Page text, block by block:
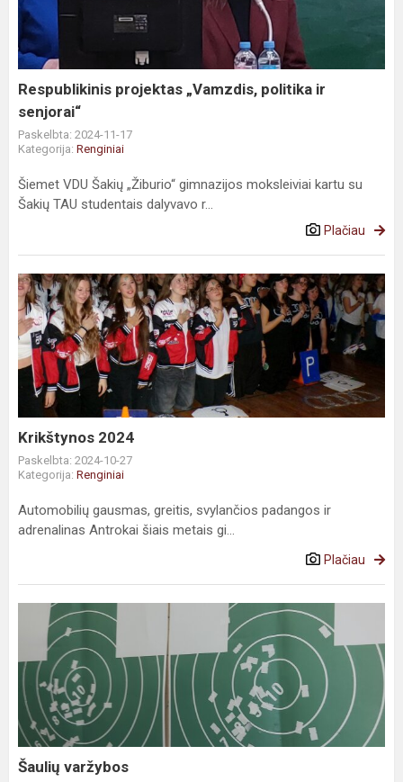
Respublikinis projektas „Vamzdis, politika ir
senjorai“
Paskelbta: 2024-11-17
Kategorija: Renginiai
Šiemet VDU Šakių „Žiburio“ gimnazijos moksleiviai kartu su
Šakių TAU studentais dalyvavo r...
Plačiau
Krikštynos 2024
Paskelbta: 2024-10-27
Kategorija: Renginiai
Automobilių gausmas, greitis, svylančios padangos ir
adrenalinas Antrokai šiais metais gi...
Plačiau
Šaulių varžybos